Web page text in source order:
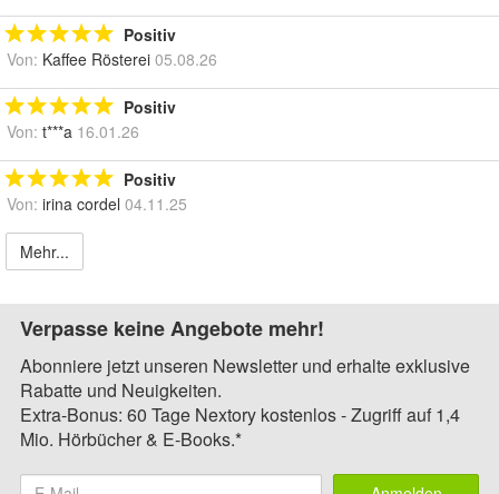
Positiv
Von: Kaffee Rösterei 05.08.26
Positiv
Von: t***a 16.01.26
Positiv
Von: irina cordel 04.11.25
Mehr...
Verpasse keine Angebote mehr!
Abonniere jetzt unseren Newsletter und erhalte exklusive
Rabatte und Neuigkeiten.
Extra-Bonus: 60 Tage Nextory kostenlos - Zugriff auf 1,4
Mio. Hörbücher & E-Books.*